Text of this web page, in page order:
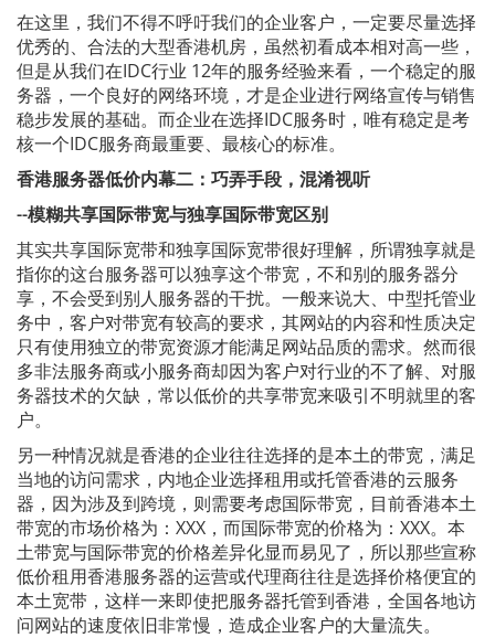
在这里，我们不得不呼吁我们的企业客户，一定要尽量选择
优秀的、合法的大型香港机房，虽然初看成本相对高一些，
但是从我们在IDC行业 12年的服务经验来看，一个稳定的服
务器，一个良好的网络环境，才是企业进行网络宣传与销售
稳步发展的基础。而企业在选择IDC服务时，唯有稳定是考
核一个IDC服务商最重要、最核心的标准。
香港服务器低价内幕二：巧弄手段，混淆视听
--模糊共享国际带宽与独享国际带宽区别
其实共享国际宽带和独享国际宽带很好理解，所谓独享就是
指你的这台服务器可以独享这个带宽，不和别的服务器分
享，不会受到别人服务器的干扰。一般来说大、中型托管业
务中，客户对带宽有较高的要求，其网站的内容和性质决定
只有使用独立的带宽资源才能满足网站品质的需求。然而很
多非法服务商或小服务商却因为客户对行业的不了解、对服
务器技术的欠缺，常以低价的共享带宽来吸引不明就里的客
户。
另一种情况就是香港的企业往往选择的是本土的带宽，满足
当地的访问需求，内地企业选择租用或托管香港的云服务
器，因为涉及到跨境，则需要考虑国际带宽，目前香港本土
带宽的市场价格为：XXX，而国际带宽的价格为：XXX。本
土带宽与国际带宽的价格差异化显而易见了，所以那些宣称
低价租用香港服务器的运营或代理商往往是选择价格便宜的
本土宽带，这样一来即使把服务器托管到香港，全国各地访
问网站的速度依旧非常慢，造成企业客户的大量流失。